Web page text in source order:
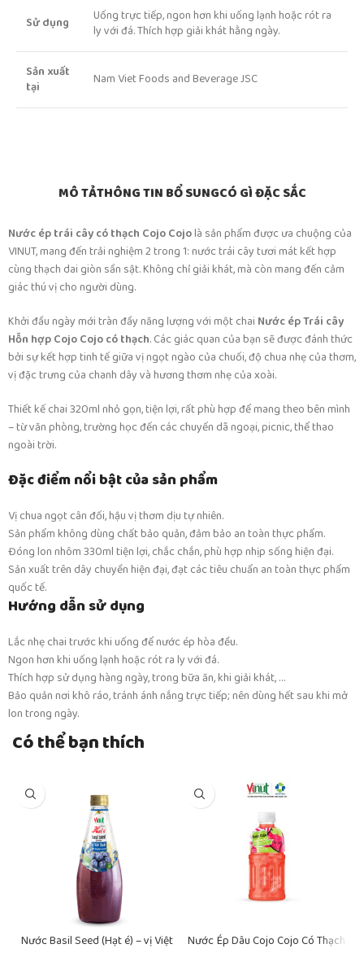
Sử dụng
Uống trực tiếp, ngon hơn khi uống lạnh hoặc rót ra
ly với đá. Thích hợp giải khát hằng ngày.
Sản xuất
tại
Nam Viet Foods and Beverage JSC
MÔ TẢTHÔNG TIN BỔ SUNGCÓ GÌ ĐẶC SẮC
Nước ép trái cây có thạch Cojo Cojolà sản phẩm được ưa chuộng của
VINUT, mang đến trải nghiệm 2 trong 1: nước trái cây tươi mát kết hợp
cùng thạch dai giòn sần sật. Không chỉ giải khát, mà còn mang đến cảm
giác thú vị cho người dùng.
Khởi đầu ngày mới tràn đầy năng lượng với một chai Nước ép Trái cây
Hỗn hợp Cojo Cojo có thạch. Các giác quan của bạn sẽ được đánh thức
bởi sự kết hợp tinh tế giữa vị ngọt ngào của chuối, độ chua nhẹ của thơm,
vị đặc trưng của chanh dây và hương thơm nhẹ của xoài.
Thiết kế chai 320ml nhỏ gọn, tiện lợi, rất phù hợp để mang theo bên mình
– từ văn phòng, trường học đến các chuyến dã ngoại, picnic, thể thao
ngoài trời.
Đặc điểm nổi bật của sản phẩm
Vị chua ngọt cân đối, hậu vị thơm dịu tự nhiên.
Sản phẩm không dùng chất bảo quản, đảm bảo an toàn thực phẩm.
Đóng lon nhôm 330ml tiện lợi, chắc chắn, phù hợp nhịp sống hiện đại.
Sản xuất trên dây chuyền hiện đại, đạt các tiêu chuẩn an toàn thực phẩm
quốc tế.
Hướng dẫn sử dụng
Lắc nhẹ chai trước khi uống để nước ép hòa đều.
Ngon hơn khi uống lạnh hoặc rót ra ly với đá.
Thích hợp sử dụng hàng ngày, trong bữa ăn, khi giải khát, …
Bảo quản nơi khô ráo, tránh ánh nắng trực tiếp; nên dùng hết sau khi mở
lon trong ngày.
Có thể bạn thích
Nước Basil Seed (Hạt é) – vị Việt
Nước Ép Dâu Cojo Cojo Có Thạch